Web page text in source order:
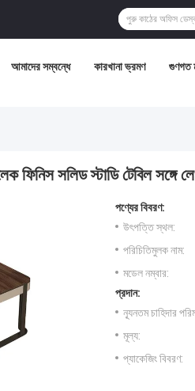
আমাদের সম্বন্ধে কারখানা ভ্রমণ গুণগত
ফিনিস সলিড স্টাডি টেবিল সঙ্গে
পণ্যের বিবরণ:
উৎপত্তি স্থল:
পরিচিতিমুলক নাম:
মডেল নম্বার:
প্রদান:
ন্যূনতম চাহিদার
মূল্য:
প্যাকেজিং বিবরণ: